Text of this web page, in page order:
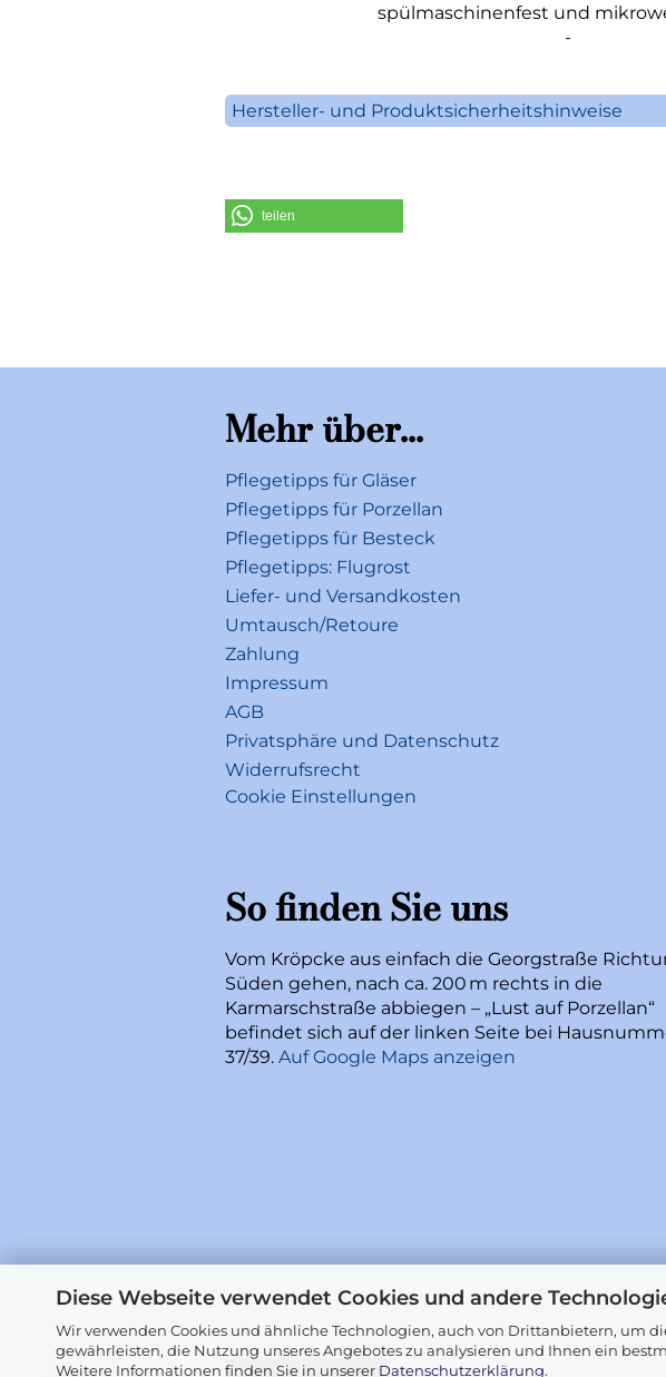
Diese Webseite verwendet Cookies und andere
Wir verwenden Cookies und ähnliche Technologien, auch von Drittanbietern, um
gewährleisten, die Nutzung unseres Angebotes zu analysieren und Ihnen ein
Weitere Informationen finden Sie in unserer Datenschutzerklärung.
spülmaschinenfest und
-
Hersteller- und Produktsicherheitshinweise
teilen
Mehr über...
Pflegetipps für Gläser
Pflegetipps für Porzellan
Pflegetipps für Besteck
Pflegetipps: Flugrost
Liefer- und Versandkosten
Umtausch/Retoure
Zahlung
Impressum
AGB
Privatsphäre und Datenschutz
Widerrufsrecht
Cookie Einstellungen
So finden Sie uns
Vom Kröpcke aus einfach die Georgstraße
Süden gehen, nach ca. 200 m rechts in die
Karmarschstraße abbiegen – „Lust auf Porzellan“
befindet sich auf der linken Seite bei
37/39. Auf Google Maps anzeigen
Vertrag widerrufen